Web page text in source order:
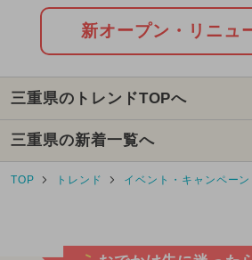
2025年12月のイベント
2024年11月のイベント
2024年10月のイベント
2026年1月のイベント
新オープン・リニュ
三重県のトレンドTOPへ
三重県の新着一覧へ
TOP トレンド イベント・キャンペーン